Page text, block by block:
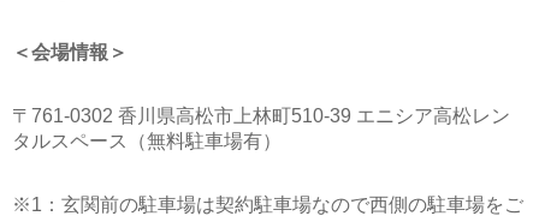
＜会場情報＞
〒761-0302 香川県高松市上林町510-39 エニシア高松レン
タルスペース（無料駐車場有）
※1： 玄関前の駐車場は契約駐車場なので西側の駐車場をご